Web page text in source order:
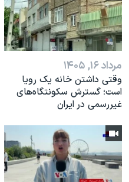
مرداد ۱۶, ۱۴۰۵
وقتی داشتن خانه یک رویا
است؛ گسترش سکونتگاه‌های
غیررسمی در ایران